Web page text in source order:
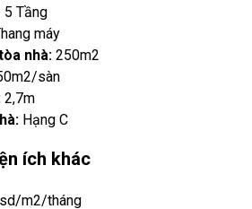
5 Tầng
máy
nhà: 250m2
sàn
2,7m
Hạng C
ích khác
m2/tháng